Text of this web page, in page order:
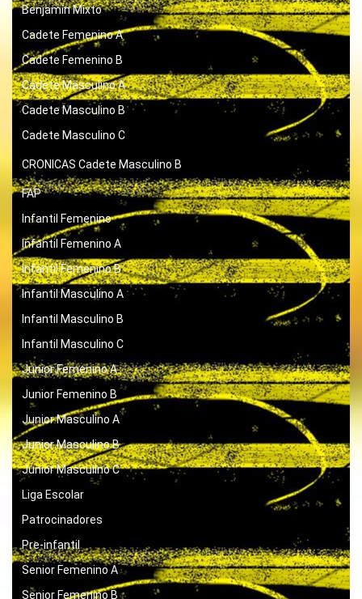
Benjamín Mixto
Cadete Femenino A
Cadete Femenino B
Cadete Masculino A
Cadete Masculino B
Cadete Masculino C
CRONICAS Cadete Masculino B
FAP
Infantil Femenino
Infantil Femenino A
Infantil Femenino B
Infantil Masculino A
Infantil Masculino B
Infantil Masculino C
Junior Femenino A
Junior Femenino B
Junior Masculino A
Junior Masculino B
Junior Masculino C
Liga Escolar
Patrocinadores
Pre-infantil
Senior Femenino A
Senior Femenino B